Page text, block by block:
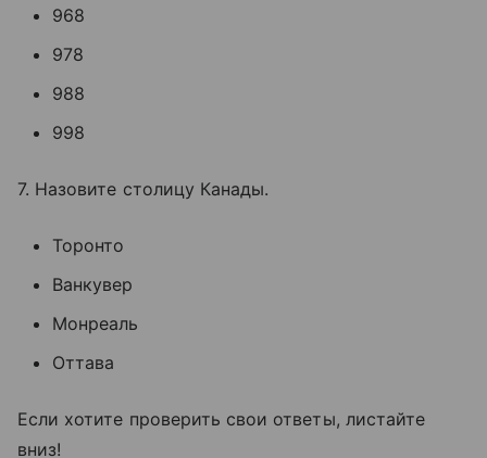
968
978
988
998
7. Назовите столицу Канады.
Торонто
Ванкувер
Монреаль
Оттава
Если хотите проверить свои ответы, листайте
вниз!